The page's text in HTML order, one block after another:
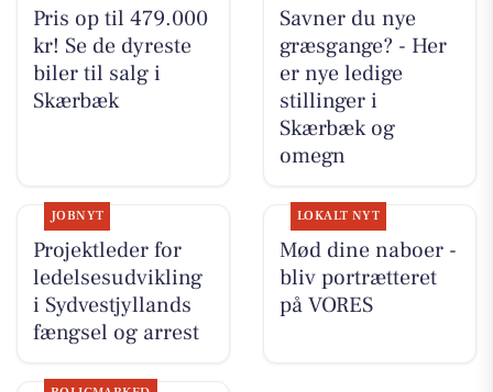
Pris op til 479.000
kr! Se de dyreste
biler til salg i
Skærbæk
Savner du nye
græsgange? - Her
er nye ledige
stillinger i
Skærbæk og
omegn
JOBNYT
Projektleder for
ledelsesudvikling
i Sydvestjyllands
fængsel og arrest
LOKALT NYT
Mød dine naboer -
bliv portrætteret
på VORES